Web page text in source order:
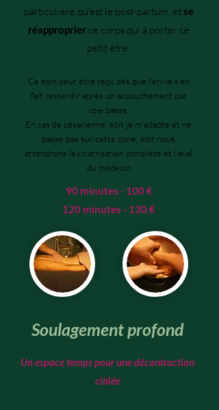
particulière qu'est le post-partum, etse
réapproprierce corps qui à porter ce
petit être.
Ce soin peut être reçu dès que l'envie s'en
fait ressentir après un accouchement par
voie basse.
En cas de césarienne, soit je m'adapte et ne
passe pas sur cette zone, soit nous
attendrons la cicatrisation complète et l'aval
du médecin
90 minutes - 100 €
120 minutes - 130 €
Soulagement profond
Un espace temps pour une décontraction
ciblée